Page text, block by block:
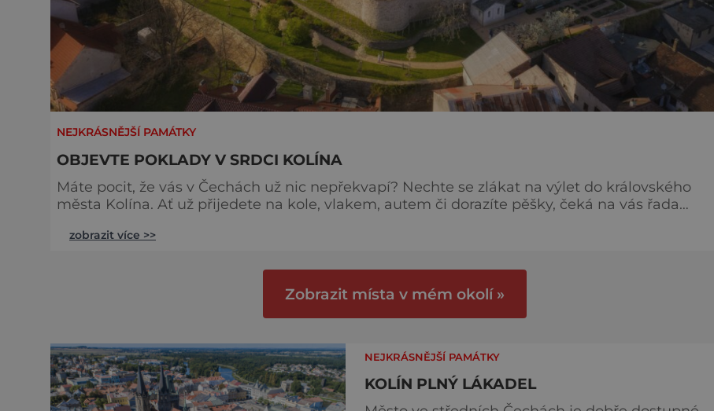
NEJKRÁSNĚJŠÍ PAMÁTKY
OBJEVTE POKLADY V SRDCI KOLÍNA
Máte pocit, že vás v Čechách už nic nepřekvapí? Nechte se zlákat na výlet do královského
města Kolína. Ať už přijedete na kole, vlakem, autem či dorazíte pěšky, čeká na vás řada
klenot, Jeruzalém na Labi, představuje ojedinělý soubor židovských památek, bývalá židovská
zobrazit více >>
Zobrazit místa v mém okolí »
NEJKRÁSNĚJŠÍ PAMÁTKY
KOLÍN PLNÝ LÁKADEL